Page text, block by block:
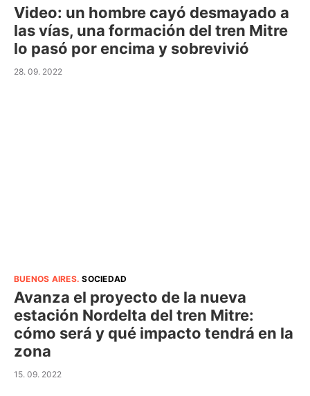
Video: un hombre cayó desmayado a
las vías, una formación del tren Mitre
lo pasó por encima y sobrevivió
28. 09. 2022
BUENOS AIRES.SOCIEDAD
Avanza el proyecto de la nueva
estación Nordelta del tren Mitre:
cómo será y qué impacto tendrá en la
zona
15. 09. 2022